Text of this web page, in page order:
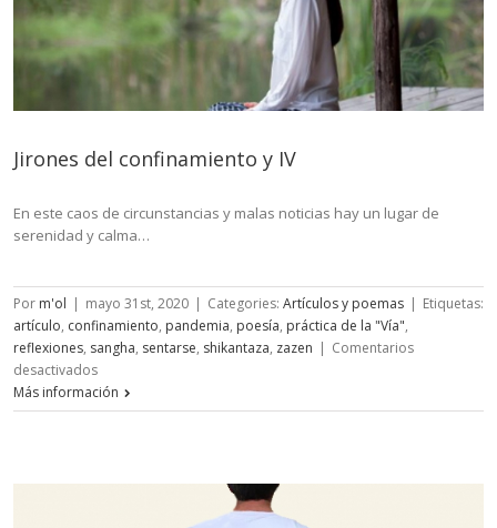
Jirones del confinamiento y IV
En este caos de circunstancias y malas noticias hay un lugar de
serenidad y calma…
Por m'ol mayo 31st, 2020 Categories: Artículos y poemas
Etiquetas:
artículo, confinamiento, pandemia, poesía, práctica de la "Vía",
reflexiones, sangha, sentarse, shikantaza, zazen
Comentarios
desactivadosen
Jirones
del
IV
Más información